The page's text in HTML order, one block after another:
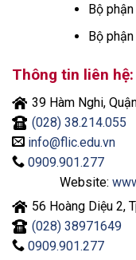
Bộ
Bộ
Thông tin liên hệ:
39 Hàm Nghi,
(028) 38.214.055
info@flic.edu.vn
0909.901.277
Website:
56 Hoàng Diệu 2,
(028) 38971649
0909.901.277